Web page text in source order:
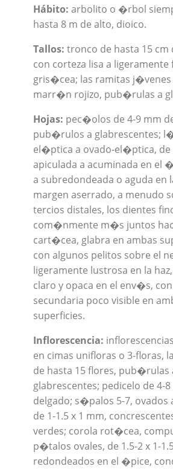
Hábito: arbolito o �rbol
hasta 8 m de alto, dioico.
Tallos: tronco de hasta 15
con corteza lisa a ligeramente
gris�cea; las ramitas
marr�n rojizo, pub�rulas a
Hojas: pec�olos de 4-9 mm
pub�rulos a glabrescentes;
el�ptica a ovado-el�ptica, de
apiculada a acuminada en el
a subredondeada o aguda en
margen aserrado, a menudo
tercios distales, los dientes
com�nmente m�s juntos
cart�cea, glabra en ambas
con algunos pelitos sobre el
ligeramente lustrosa en la
claro y opaca en el env�s,
secundaria poco visible en
superficies.
Inflorescencia:
en cimas unifloras o 3-floras,
de hasta 15 flores, pub�rulas
glabrescentes; pedicelo de 4-
delgado; s�palos 5-7, ovados
de 1-1.5 x 1 mm,
verdes; corola rot�cea,
p�talos ovales, de 1.5-2 x 1-
redondeados en el �pice,